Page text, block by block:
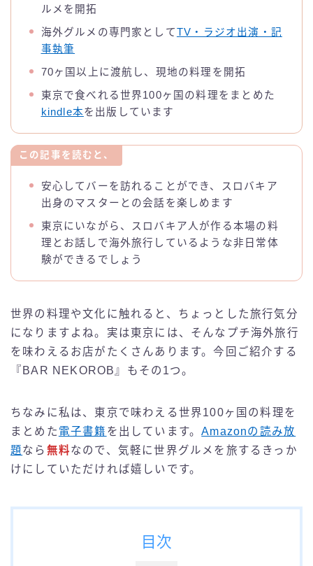
ルメを開拓
海外グルメの専門家としてTV・ラジオ出演・記
事執筆
70ヶ国以上に渡航し、現地の料理を開拓
東京で食べれる世界100ヶ国の料理をまとめた
kindle本を出版しています
この記事を読むと、
安心してバーを訪れることができ、スロバキア
出身のマスターとの会話を楽しめます
東京にいながら、スロバキア人が作る本場の料
理とお話しで海外旅行しているような非日常体
験ができるでしょう
世界の料理や文化に触れると、ちょっとした旅行気分
になりますよね。実は東京には、そんなプチ海外旅行
を味わえるお店がたくさんあります。今回ご紹介する
『BAR NEKOROB』もその1つ。
ちなみに私は、東京で味わえる世界100ヶ国の料理を
まとめた 電子書籍 を出しています。Amazonの読み放
題なら 無料なので、気軽に世界グルメを旅するきっか
けにしていただければ嬉しいです。
目次